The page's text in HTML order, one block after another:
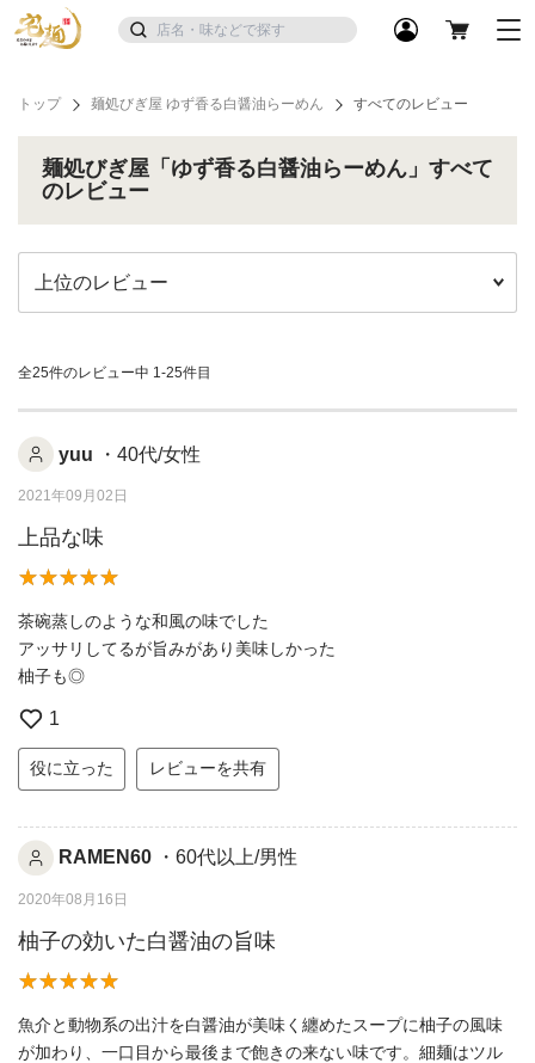
トップ 麺処びぎ屋 ゆず香る白醤油らーめん すべてのレビュー
麺処びぎ屋「ゆず香る白醤油らーめん」すべて
のレビュー
全25件のレビュー中 1-25件目
yuu ・40代/女性
2021年09月02日
上品な味
茶碗蒸しのような和風の味でした
アッサリしてるが旨みがあり美味しかった
柚子も◎
1
役に立った レビューを共有
RAMEN60 ・60代以上/男性
2020年08月16日
柚子の効いた白醤油の旨味
魚介と動物系の出汁を白醤油が美味く纏めたスープに柚子の風味
が加わり、一口目から最後まで飽きの来ない味です。細麺はツル